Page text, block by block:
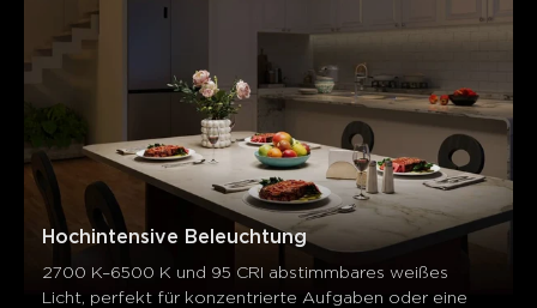
Hochintensive Beleuchtung
2700 K–6500 K und 95 CRI abstimmbares weißes
Licht, perfekt für konzentrierte Aufgaben oder eine
Kunden erwähnen
KI-generiert aus dem Text von Kundenbewertungen